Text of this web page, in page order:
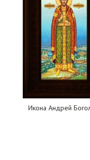
Икона Андрей